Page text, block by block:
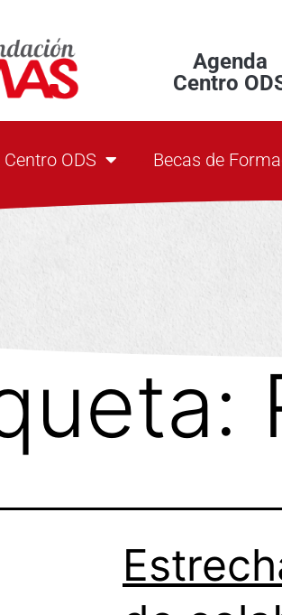
Agenda
Centro
Centro ODS Becas de